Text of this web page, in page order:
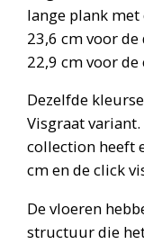
lange plank
23,6 cm voor
22,9 cm voor
Dezelfde
Visgraat variant.
collection heeft
cm en de click
De vloeren
structuur die